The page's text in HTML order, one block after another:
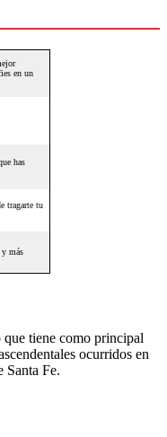
tiene como principal
ocurridos en
Santa Fe.